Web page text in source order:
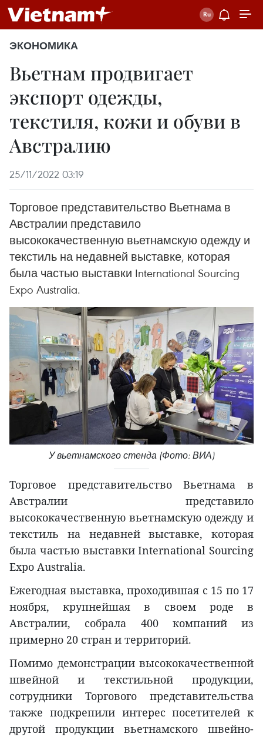
ЭКОНОМИКА
Вьетнам продвигает
экспорт одежды,
текстиля, кожи и обуви в
Австралию
25/11/2022 03:19
Торговое представительство Вьетнама в
Австралии представило
высококачественную вьетнамскую одежду и
текстиль на недавней выставке, которая
была частью выставки International Sourcing
Expo Australia.
У вьетнамского стенда (Фото: ВИА)
Торговое представительство Вьетнама в
Австралии представило
высококачественную вьетнамскую одежду и
текстиль на недавней выставке, которая
была частью выставки International Sourcing
Expo Australia.
Ежегодная выставка, проходившая с 15 по 17
ноября, крупнейшая в своем роде в
Австралии, собрала 400 компаний из
примерно 20 стран и территорий.
Помимо демонстрации высококачественной
швейной и текстильной продукции,
сотрудники Торгового представительства
также подкрепили интерес посетителей к
другой продукции вьетнамского швейно-